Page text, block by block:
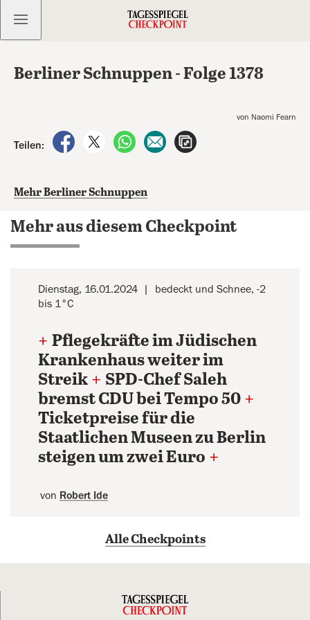
Kostenlos anmelden
Berliner Schnuppen - Folge 1378
von Naomi Fearn
Teilen:
auf Facebook teilen
auf X teilenper WhatsApp teilen
per E-Mail teilen
Mehr Berliner Schnuppen
Mehr aus diesem Checkpoint
Dienstag, 16.01.2024
bedeckt und Schnee, -2
bis 1°C
+ Pflegekräfte im Jüdischen
Krankenhaus weiter im
Streik + SPD-Chef Saleh
bremst CDU bei Tempo 50 +
Ticketpreise für die
Staatlichen Museen zu Berlin
steigen um zwei Euro +
von Robert Ide
Alle Checkpoints